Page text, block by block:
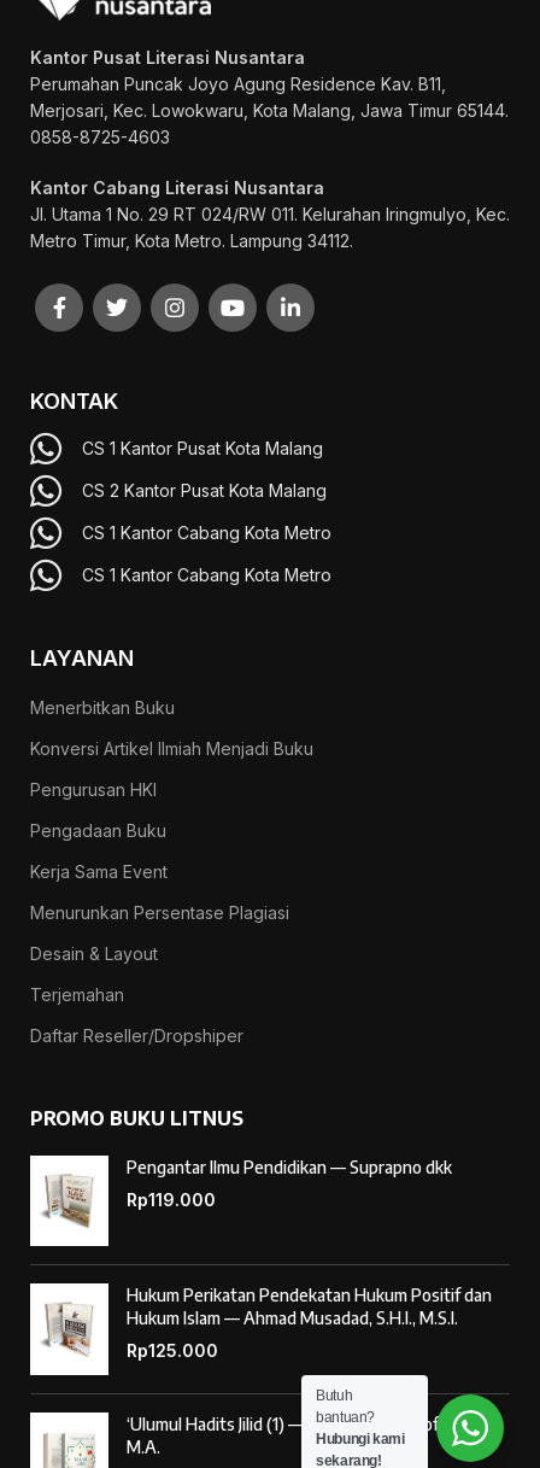
Kantor Pusat Literasi Nusantara
Perumahan Puncak Joyo Agung Residence Kav. B11,
Merjosari, Kec. Lowokwaru, Kota Malang, Jawa Timur 65144.
0858-8725-4603
Kantor Cabang Literasi Nusantara
Jl. Utama 1 No. 29 RT 024/RW 011. Kelurahan Iringmulyo, Kec.
Metro Timur, Kota Metro. Lampung 34112.
KONTAK
CS 1 Kantor Pusat Kota Malang
CS 2 Kantor Pusat Kota Malang
CS 1 Kantor Cabang Kota Metro
CS 1 Kantor Cabang Kota Metro
LAYANAN
Menerbitkan Buku
Konversi Artikel Ilmiah Menjadi Buku
Pengurusan HKI
Pengadaan Buku
Kerja Sama Event
Menurunkan Persentase Plagiasi
Desain & Layout
Terjemahan
Daftar Reseller/Dropshiper
PROMO BUKU LITNUS
Pengantar Ilmu Pendidikan — Suprapno dkk
Rp119.000
Hukum Perikatan Pendekatan Hukum Positif dan
Hukum Islam — Ahmad Musadad, S.H.I., M.S.I.
Rp125.000
‘Ulumul Hadits Jilid (1) — Dr. Nur Baety Sofyan, Lc.,
M.A.
Butuh
bantuan?
Hubungi kami
sekarang!